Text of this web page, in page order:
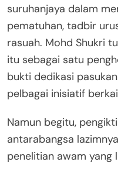
suruhanjaya dalam
pematuhan, tadbir
rasuah. Mohd Shukri
itu sebagai satu
bukti dedikasi
pelbagai inisiatif
Namun begitu,
antarabangsa
penelitian awam yang